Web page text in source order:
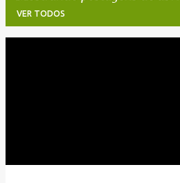
VER TODOS